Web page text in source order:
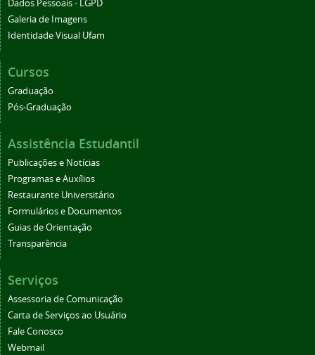
Dados Pessoais - LGPD
Galeria de Imagens
Identidade Visual Ufam
Cursos
Graduação
Pós-Graduação
Assistência Estudantil
Publicações e Notícias
Programas e Auxílios
Restaurante Universitário
Formulários e Documentos
Guias de Orientação
Transparência
Serviços
Assessoria de Comunicação
Carta de Serviços ao Usuário
Fale Conosco
Webmail